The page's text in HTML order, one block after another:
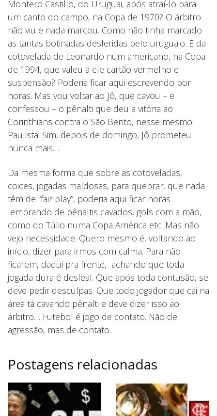
Montero Castillo, do Uruguai, após atraí-lo para
um canto do campo, na Copa de 1970? O árbitro
não viu e nada marcou. Como não tinha marcado
as tantas botinadas desferidas pelo uruguaio. E da
cotovelada de Leonardo num americano, na Copa
de 1994, que valeu a ele cartão vermelho e
suspensão? Poderia ficar aqui escrevendo por
horas. Mas vou voltar ao Jô, que cavou – e
confessou – o pênalti que deu a vitória ao
Corinthians contra o São Bento, nesse mesmo
Paulista. Sim, depois de domingo, Jô prometeu
nunca mais…
Da mesma forma que sobre as cotoveladas,
coices, jogadas maldosas, para quebrar, que nada
têm de “fair play”, poderia aqui ficar horas
lembrando de pênaltis cavados, gols com a mão,
como do Túlio numa Copa América etc. Mas não
vejo necessidade. Quero mesmo é, voltando ao
início, dizer para irmos com calma. Para não
ficarem, daqui pra frente, achando que toda
jogada dura é desleal. Que após toda contusão, se
deve pedir desculpas. Que todo jogador que cai na
área tá cavando pênalti e deve dizer isso ao
árbitro… Futebol é jogo de contato. Não de
agressão, mas de contato.
Postagens relacionadas